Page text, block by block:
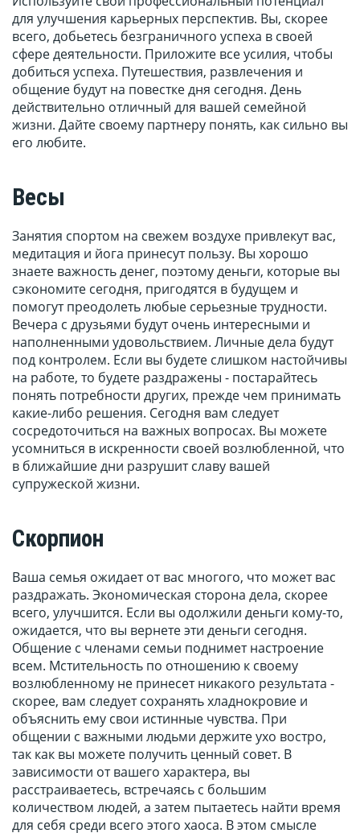
для улучшения карьерных перспектив. Вы, скорее
всего, добьетесь безграничного успеха в своей
сфере деятельности. Приложите все усилия, чтобы
добиться успеха. Путешествия, развлечения и
общение будут на повестке дня сегодня. День
действительно отличный для вашей семейной
жизни. Дайте своему партнеру понять, как сильно вы
его любите.
Весы
Занятия спортом на свежем воздухе привлекут вас,
медитация и йога принесут пользу. Вы хорошо
знаете важность денег, поэтому деньги, которые вы
сэкономите сегодня, пригодятся в будущем и
помогут преодолеть любые серьезные трудности.
Вечера с друзьями будут очень интересными и
наполненными удовольствием. Личные дела будут
под контролем. Если вы будете слишком настойчивы
на работе, то будете раздражены - постарайтесь
понять потребности других, прежде чем принимать
какие-либо решения. Сегодня вам следует
сосредоточиться на важных вопросах. Вы можете
усомниться в искренности своей возлюбленной, что
в ближайшие дни разрушит славу вашей
супружеской жизни.
Скорпион
Ваша семья ожидает от вас многого, что может вас
раздражать. Экономическая сторона дела, скорее
всего, улучшится. Если вы одолжили деньги кому-то,
ожидается, что вы вернете эти деньги сегодня.
Общение с членами семьи поднимет настроение
всем. Мстительность по отношению к своему
возлюбленному не принесет никакого результата -
скорее, вам следует сохранять хладнокровие и
объяснить ему свои истинные чувства. При
общении с важными людьми держите ухо востро,
так как вы можете получить ценный совет. В
зависимости от вашего характера, вы
расстраиваетесь, встречаясь с большим
количеством людей, а затем пытаетесь найти время
для себя среди всего этого хаоса. В этом смысле